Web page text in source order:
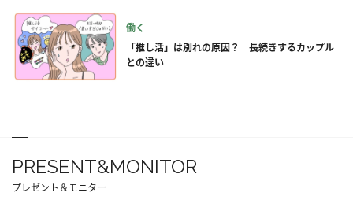
働く
「推し活」は別れの原因？ 長続きするカップル
との違い
PRESENT&MONITOR
プレゼント＆モニター